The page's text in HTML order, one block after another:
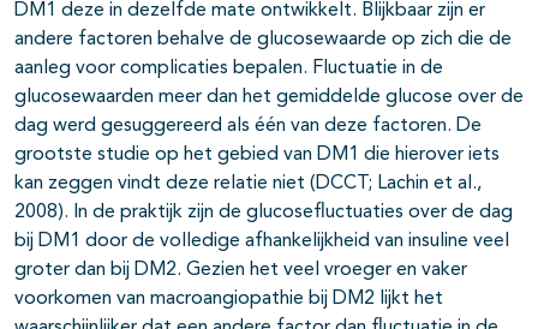
DM1 deze in dezelfde mate ontwikkelt. Blijkbaar zijn er
andere factoren behalve de glucosewaarde op zich die de
aanleg voor complicaties bepalen. Fluctuatie in de
glucosewaarden meer dan het gemiddelde glucose over de
dag werd gesuggereerd als één van deze factoren. De
grootste studie op het gebied van DM1 die hierover iets
kan zeggen vindt deze relatie niet (DCCT; Lachin et al.,
2008). In de praktijk zijn de glucosefluctuaties over de dag
bij DM1 door de volledige afhankelijkheid van insuline veel
groter dan bij DM2. Gezien het veel vroeger en vaker
voorkomen van macroangiopathie bij DM2 lijkt het